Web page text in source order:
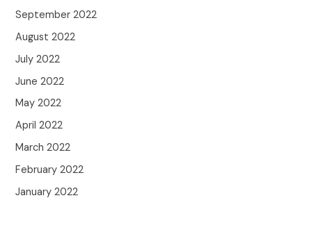
September 2022
August 2022
July 2022
June 2022
May 2022
April 2022
March 2022
February 2022
January 2022